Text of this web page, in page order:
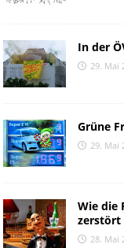
In der
29. Mai
Grüne
29. Mai
Wie die
zerstört
28. Mai